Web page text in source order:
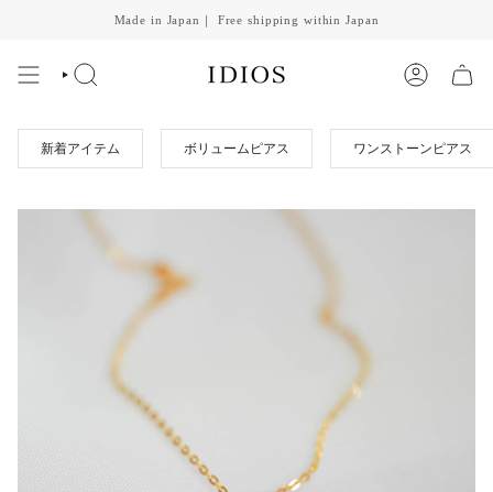
Made in Japan｜ Free shipping within Japan
SEARCH ACCOUNT
新着アイテム ボリュームピアス ワンストーンピアス